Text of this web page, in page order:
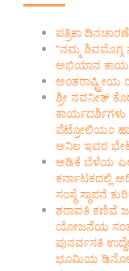
ಪತ್ರಿಕಾ
“ನಮ್ಮ ಶಿವಮೊಗ್ಗ
ಅಭಿಯಾನ
ಶ್ರೀ ನವನೀತ್
ಕಾರ್ಯದರ್ಶಿಗಳು
ಪೆಟ್ರೋಲಿಯಂ
ಅನಿಲ ಇವರ
ಅಡಿಕೆ ಬೆಳೆಯ
ಕರ್ನಾಟಕದಲ್ಲಿ
ಸಂಸ್ಥೆ ಸ್ಥಾಪನೆ
ಶರಾವತಿ ಕಣಿವೆ
ಯೋಜನೆಯ
ಪುನರ್ವಸತಿ
ಭೂಮಿಯ